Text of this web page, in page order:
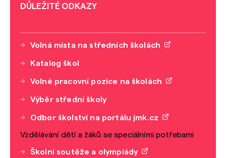
DŮLEŽITÉ ODKAZY
Volná místa na středních školách
Katalog škol
Volné pracovní pozice na školách
Výběr střední školy
Odbor školství na portálu jmk.cz
Vzdělávání dětí a žáků se speciálními potřebami
Školní soutěže a olympiády